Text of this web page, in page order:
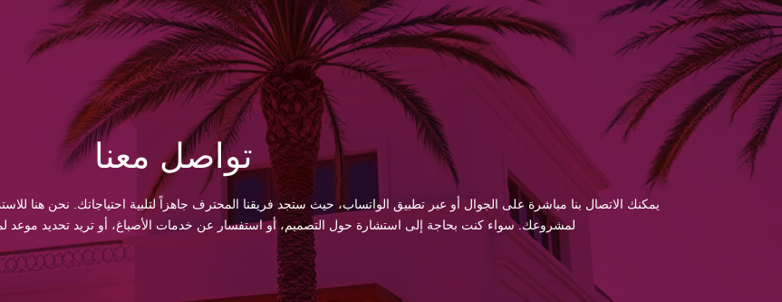
تواصل معنا
يمكنك الاتصال بنا مباشرة على الجوال أو عبر تطبيق الواتساب، حيث ستجد فريقنا المحترف جاهزاً لتلبية احتياجاتك. نحن هنا
لمشروعك. سواء كنت بحاجة إلى استشارة حول التصميم، أو استفسار عن خدمات الأصباغ، أو تريد تحديد موعد